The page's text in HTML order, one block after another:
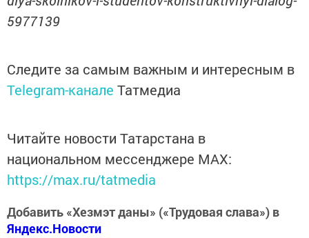
5977139
Следите за самым важным и интересным в
Telegram-канале Татмедиа
Читайте новости Татарстана в
национальном мессенджере MАХ:
https://max.ru/tatmedia
Добавить «Хезмэт даны» («Трудовая слава») в
Яндекс.Новости